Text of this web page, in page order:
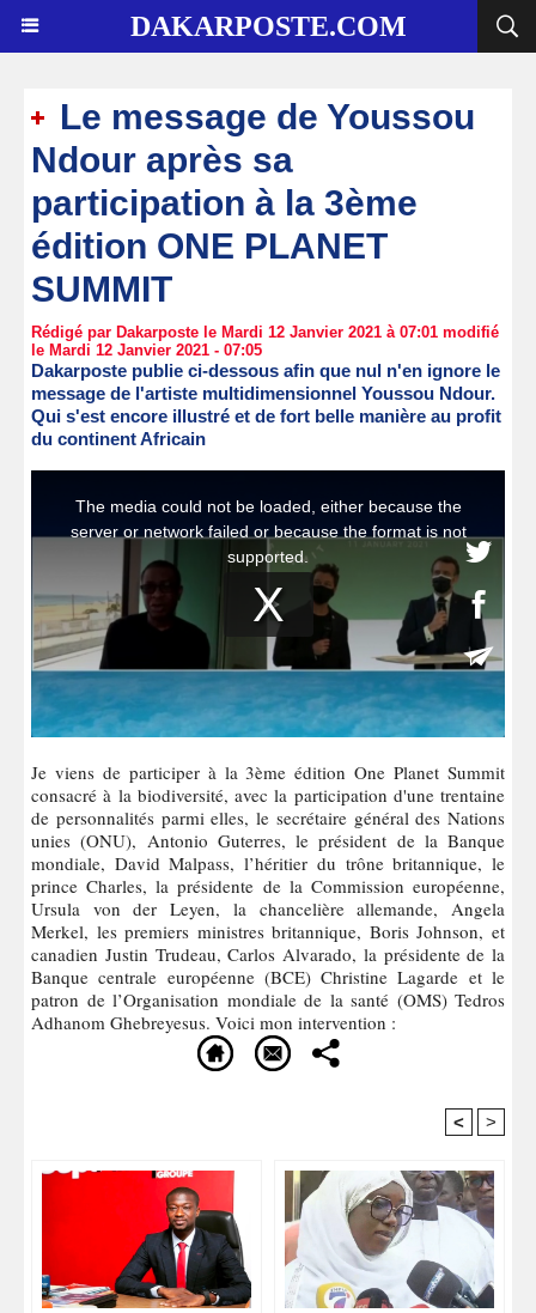
DAKARPOSTE.COM
Le message de Youssou
Ndour après sa
participation à la 3ème
édition ONE PLANET
SUMMIT
Rédigé par Dakarposte le Mardi 12 Janvier 2021 à 07:01 modifié
le Mardi 12 Janvier 2021 - 07:05
Dakarposte publie ci-dessous afin que nul n'en ignore le
message de l'artiste multidimensionnel Youssou Ndour.
Qui s'est encore illustré et de fort belle manière au profit
du continent Africain
Je viens de participer à la 3ème édition One Planet Summit
consacré à la biodiversité, avec la participation d'une trentaine
de personnalités parmi elles, le secrétaire général des Nations
unies (ONU), Antonio Guterres, le président de la Banque
mondiale, David Malpass, l’héritier du trône britannique, le
prince Charles, la présidente de la Commission européenne,
Ursula von der Leyen, la chancelière allemande, Angela
Merkel, les premiers ministres britannique, Boris Johnson, et
canadien Justin Trudeau, Carlos Alvarado, la présidente de la
Banque centrale européenne (BCE) Christine Lagarde et le
patron de l’Organisation mondiale de la santé (OMS) Tedros
Adhanom Ghebreyesus. Voici mon intervention :
< >